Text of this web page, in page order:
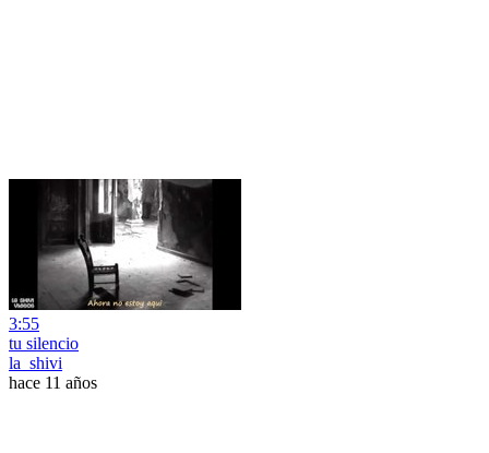
3:55
tu silencio
la_shivi
hace 11 años